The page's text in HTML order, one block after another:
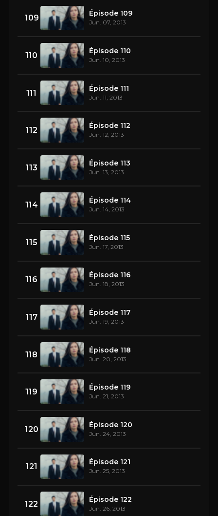
109 Épisode 109
Jun. 07, 2013
110 Épisode 110
Jun. 10, 2013
111 Épisode 111
Jun. 11, 2013
112 Épisode 112
Jun. 12, 2013
113 Épisode 113
Jun. 13, 2013
114 Épisode 114
Jun. 14, 2013
115 Épisode 115
Jun. 17, 2013
116 Épisode 116
Jun. 18, 2013
117 Épisode 117
Jun. 19, 2013
118 Épisode 118
Jun. 20, 2013
119 Épisode 119
Jun. 21, 2013
120 Épisode 120
Jun. 24, 2013
121 Épisode 121
Jun. 25, 2013
122 Épisode 122
Jun. 26, 2013